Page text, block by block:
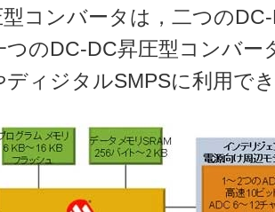
型コンバータは，二つの
つのDC-DC昇圧型コンバー
ディジタルSMPSに利用で